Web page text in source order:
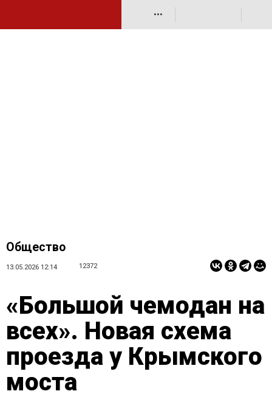
•••
Общество
13.05.2026 12:14 12372
«Большой чемодан на
всех». Новая схема
проезда у Крымского
моста